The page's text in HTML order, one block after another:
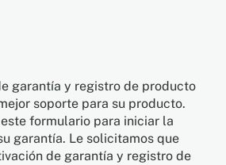
garantía y registro de producto
soporte para su producto.
formulario para iniciar la
garantía. Le solicitamos que
de garantía y registro de